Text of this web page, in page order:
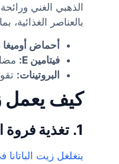
الذهبي الغني
بالعناصر الغذائية،
أحماض أوميغا 3 و أوميغا 6 الدهنية:
فيتامين E:
البروتينات:
كيف يعمل
1. تغذية فروة
يتغلغل زيت